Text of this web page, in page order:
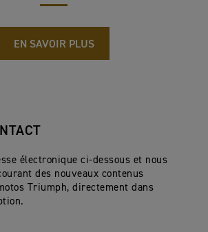
EN SAVOIR PLUS
électronique ci-dessous et nous
des nouveaux contenus
Triumph, directement dans